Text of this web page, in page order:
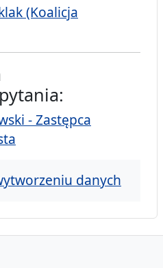
(Koalicja
- Zastępca
danych